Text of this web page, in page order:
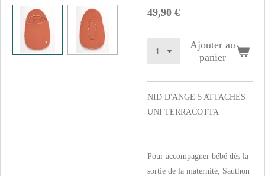
49,90 €
Ajouter au
panier
NID D'ANGE 5 ATTACHES
UNI TERRACOTTA
Pour accompagner bébé dès la
sortie de la maternité, Sauthon